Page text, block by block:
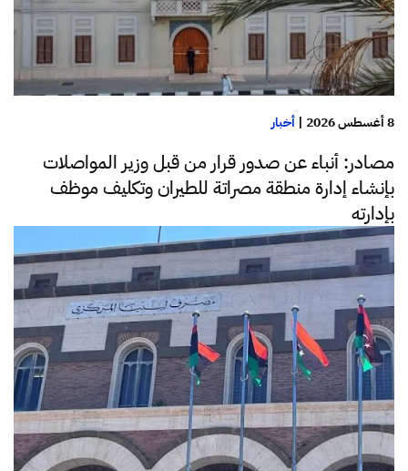
8 أغسطس 2026 | أخبار
مصادر: أنباء عن صدور قرار من قبل وزير المواصلات
بإنشاء إدارة منطقة مصراتة للطيران وتكليف موظف
بإدارته